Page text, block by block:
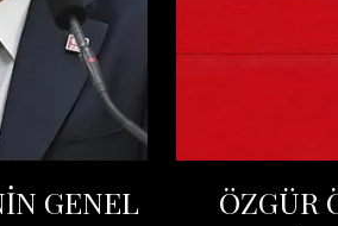
GENEL
ÖZGÜR